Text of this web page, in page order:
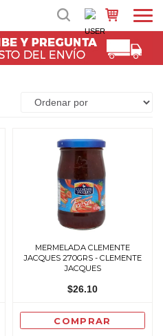
MERMELADA CLEMENTE
JACQUES 270GRS - CLEMENTE
JACQUES
$26.10
COMPRAR